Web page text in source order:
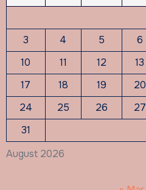
August 2026
3
4 5 6
10
11 12 13
17
18 19 20
24
25 26 27
31